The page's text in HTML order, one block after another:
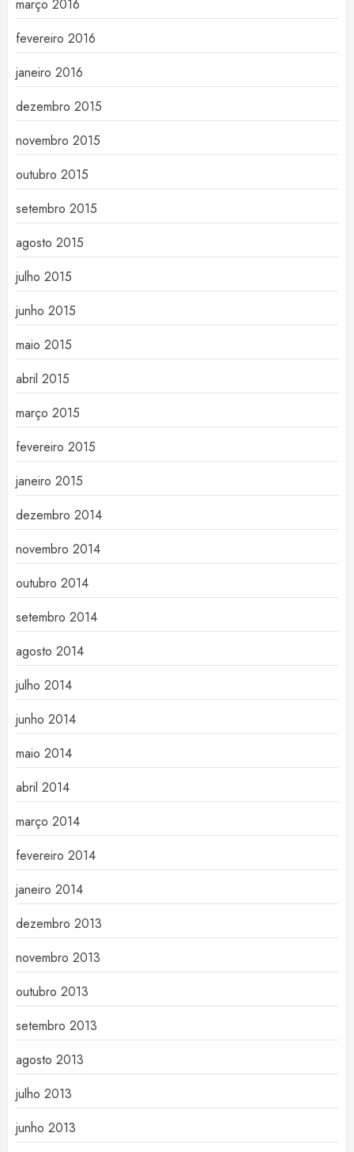
março 2016
fevereiro 2016
janeiro 2016
dezembro 2015
novembro 2015
outubro 2015
setembro 2015
agosto 2015
julho 2015
junho 2015
maio 2015
abril 2015
março 2015
fevereiro 2015
janeiro 2015
dezembro 2014
novembro 2014
outubro 2014
setembro 2014
agosto 2014
julho 2014
junho 2014
maio 2014
abril 2014
março 2014
fevereiro 2014
janeiro 2014
dezembro 2013
novembro 2013
outubro 2013
setembro 2013
agosto 2013
julho 2013
junho 2013